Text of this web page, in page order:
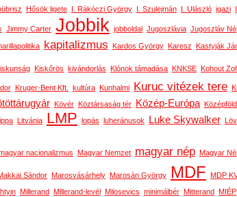
Hősök ligete I. Rákóczi György I. Szulejmán I. Ulászló igazi
Jimmy Carter Jobbik jobboldal Jugoszlávia Jugoszláv
kapitalizmus Kardos György Karesz Kastyják
Kiskőrös kivándorlás Klónok támadása KNKSE Kohout
Kruger-Bent Kft. kultúra Kunhalmi Kuruc vitézek tere
Kövér Köztársaság tér Közép-Európa
Litvánia LMP lopás luheránusok Luke Skywalker
nacionalizmus Magyar Nemzet magyar nép Magyar
Sándor Marosvásárhely Marosán György MDF MDP
Millerand Millerand-levél Milosevics minimálbér Mitterand MIÉP